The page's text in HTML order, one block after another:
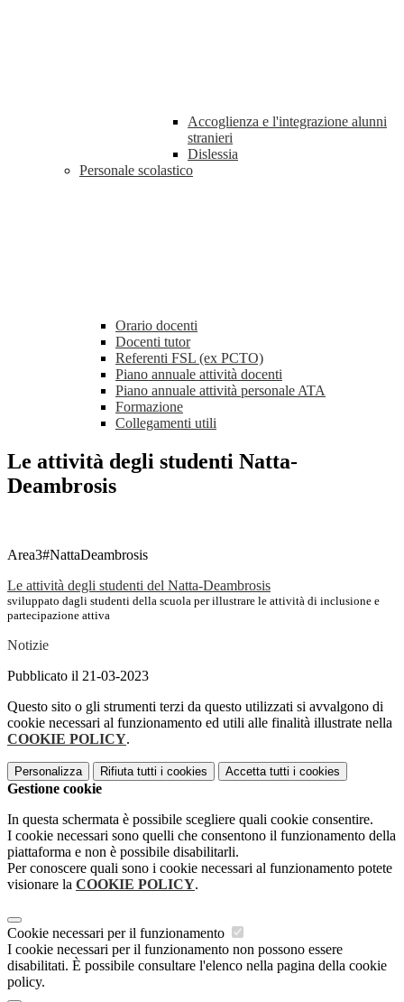
Accoglienza e l'integrazione alunni
stranieri
Dislessia
Personale scolastico
Orario docenti
Docenti tutor
Referenti FSL (ex PCTO)
Piano annuale attività docenti
Piano annuale attività personale ATA
Formazione
Collegamenti utili
Le attività degli studenti Natta-
Deambrosis
Area3#NattaDeambrosis
Le attività degli studenti del Natta-Deambrosis
sviluppato dagli studenti della scuola per illustrare le attività di inclusione e
partecipazione attiva
Notizie
Pubblicato il 21-03-2023
Questo sito o gli strumenti terzi da questo utilizzati si avvalgono di
cookie necessari al funzionamento ed utili alle finalità illustrate nella
COOKIE POLICY.
Personalizza Rifiuta tutti i cookies Accetta tutti i cookies
Gestione cookie
In questa schermata è possibile scegliere quali cookie consentire.
I cookie necessari sono quelli che consentono il funzionamento della
piattaforma e non è possibile disabilitarli.
Per conoscere quali sono i cookie necessari al funzionamento potete
visionare la COOKIE POLICY.
Cookie necessari per il funzionamento
I cookie necessari per il funzionamento non possono essere
disabilitati. È possibile consultare l'elenco nella pagina della cookie
policy.